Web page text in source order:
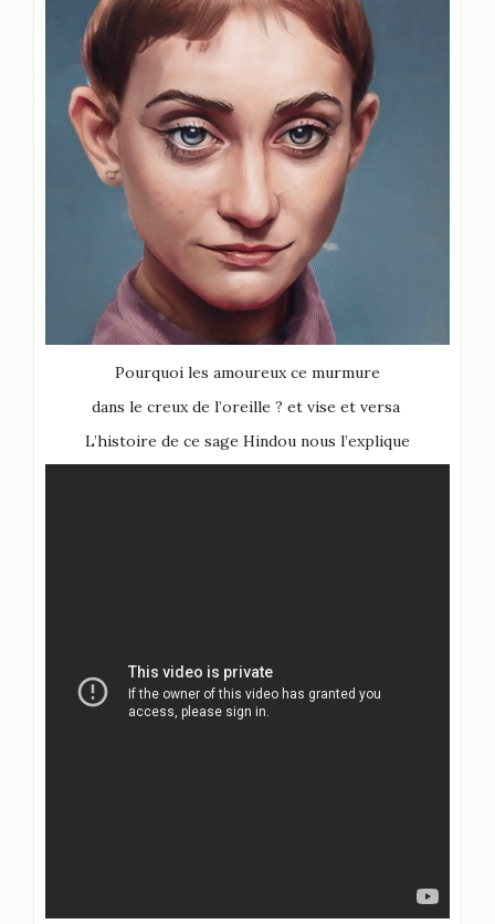
Pourquoi les amoureux ce murmure
dans le creux de l’oreille ? et vise et versa
L’histoire de ce sage Hindou nous l’explique